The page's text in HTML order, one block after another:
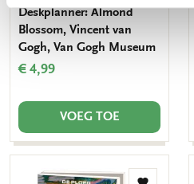
Deskplanner: Almond
Blossom, Vincent van
Gogh, Van Gogh Museum
€ 4,99
VOEG TOE